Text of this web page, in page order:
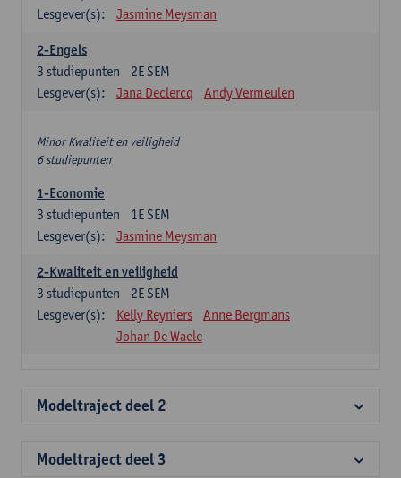
Lesgever(s):
Jasmine Meysman
2-Engels
2E SEM
3 studiepunten
Lesgever(s):
Jana Declercq Andy Vermeulen
Minor Kwaliteit en veiligheid
6 studiepunten
1-Economie
1E SEM
3 studiepunten
Lesgever(s):
Jasmine Meysman
2-Kwaliteit en veiligheid
2E SEM
3 studiepunten
Lesgever(s):
Kelly Reyniers
Anne Bergmans
Johan De Waele
Modeltraject deel 2
Modeltraject deel 3